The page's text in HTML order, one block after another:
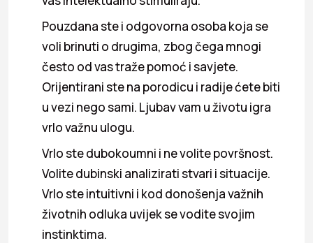
Pouzdana ste i odgovorna osoba koja se
voli brinuti o drugima, zbog čega mnogi
često od vas traže pomoć i savjete.
Orijentirani ste na porodicu i radije ćete biti
u vezi nego sami. Ljubav vam u životu igra
vrlo važnu ulogu.
Vrlo ste dubokoumni i ne volite površnost.
Volite dubinski analizirati stvari i situacije.
Vrlo ste intuitivni i kod donošenja važnih
životnih odluka uvijek se vodite svojim
instinktima.